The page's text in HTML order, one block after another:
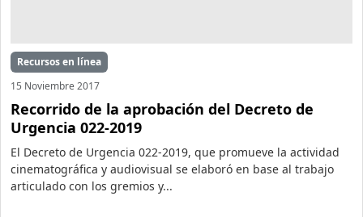
Recursos en línea
15 Noviembre 2017
Recorrido de la aprobación del Decreto de
Urgencia 022-2019
El Decreto de Urgencia 022-2019, que promueve la actividad
cinematográfica y audiovisual se elaboró en base al trabajo
articulado con los gremios y...